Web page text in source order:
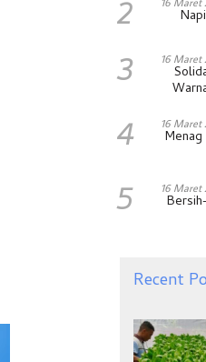
2
3 16 Maret
4 16 Maret
5 16 Maret
Recent